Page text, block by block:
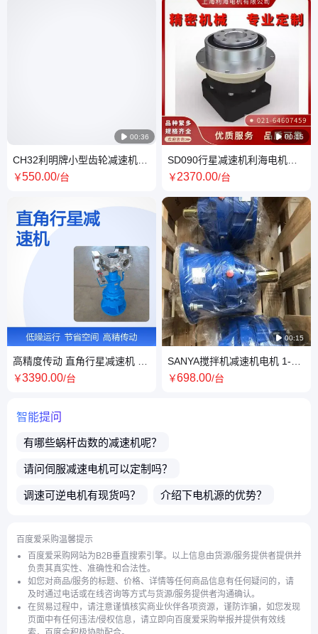
 00:36
CH32利明牌小型齿轮减速机立
式卧式安装品质保证
￥550.00/台
高精度传动 直角行星减速机 紧
凑节省空间 低噪音运行
￥3390.00/台
 00:15
SD090行星减速机利海电机高
精度工厂直营品质保证
￥2370.00/台
 00:15
SANYA搅拌机减速机电机 1-4
级立式卧式可选 HF300 HF301
￥698.00/台
智能提问
有哪些蜗杆齿数的减速机呢？
请问伺服减速电机可以定制吗？
调速可逆电机有现货吗？ 介绍下电机源的优势？
货期多久？多久能发货？
请问有极数是4级的伺服电机吗？
介绍下鼓风机的工作状态？
百度爱采购温馨提示
百度爱采购网站为B2B垂直搜索引擎。以上信息由货源/服务提供者提供并
负责其真实性、准确性和合法性。
如您对商品/服务的标题、价格、详情等任何商品信息有任何疑问的，请
及时通过电话或在线咨询等方式与货源/服务提供者沟通确认。
在贸易过程中，请注意谨慎核实商业伙伴各项资源，谨防诈骗，如您发现
页面中有任何违法/侵权信息，请立即向百度爱采购举报并提供有效线